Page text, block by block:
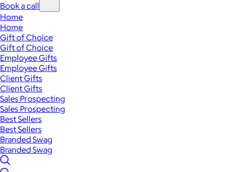
Book a call
Home
Home
Gift of Choice
Gift of Choice
Employee Gifts
Employee Gifts
Client Gifts
Client Gifts
Sales Prospecting
Sales Prospecting
Best Sellers
Best Sellers
Branded Swag
Branded Swag